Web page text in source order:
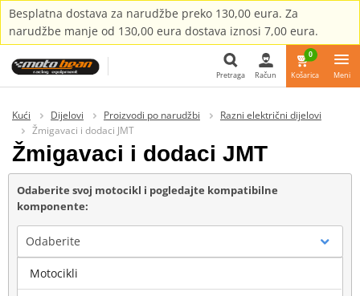
Besplatna dostava za narudžbe preko 130,00 eura. Za
narudžbe manje od 130,00 eura dostava iznosi 7,00 eura.
Pretraga
Pretraga Račun
0
Košarica Meni
Kući Dijelovi Proizvodi po narudžbi
Razni električni dijelovi
Žmigavaci i dodaci JMT
Žmigavaci i dodaci JMT
Odaberite svoj motocikl i pogledajte kompatibilne
komponente:
Odaberite
Marka
Motocikli